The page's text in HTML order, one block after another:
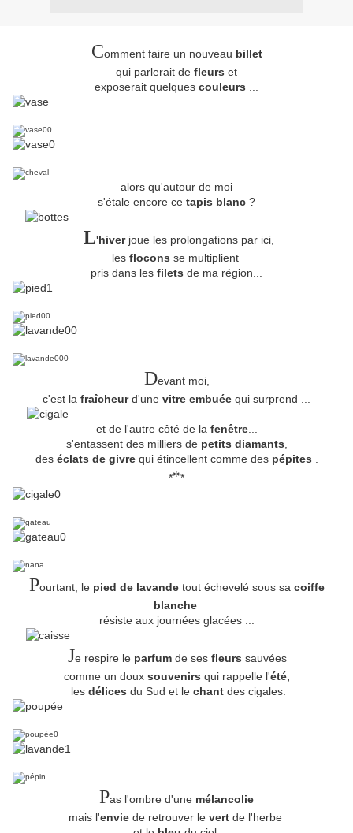
Comment faire un nouveau billet
qui parlerait de fleurs et
exposerait quelques couleurs
alors qu'autour de moi
s'étale encore ce tapis blanc ?
L'hiverjoue les prolongations par ici,
les flocons se multiplient
pris dans les filets de ma région...
Devant moi,
c'est la fraîcheurd'une vitre embuée qui surprend ...
et de l'autre côté de la fenêtre...
s'entassent des milliers de petits diamants
deséclats de givrequi étincellent comme des pépites
***
Pourtant, le pied de lavandetout échevelé sous sa coiffe
blanche
résiste aux journées glacées ...
Je respire le parfum de ses fleurs sauvées
comme un doux souvenirs qui rappelle l'été,
les délices du Sud et lechantdes cigales.
Pas l'ombre d'une mélancolie
mais l'enviede retrouver levertde l'herbe